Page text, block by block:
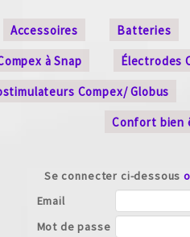
Accessoires Batteries
à Snap
Électrodes
Compex/ Globus
Confort bien
Se connecter ci-dessous
Email
Mot de passe